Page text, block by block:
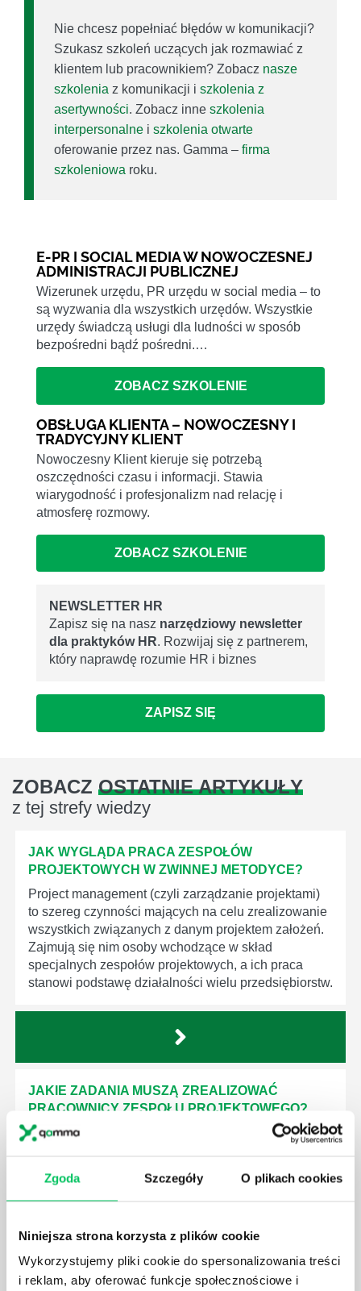
Zgoda Szczegóły O plikach cookies
Niniejsza strona korzysta z plików cookie
Wykorzystujemy pliki cookie do spersonalizowania treści
i reklam, aby oferować funkcje społecznościowe i
Nie chcesz popełniać błędów w komunikacji?
Szukasz szkoleń uczących jak rozmawiać z
klientem lub pracownikiem? Zobacz nasze
szkolenia z komunikacji i szkolenia z
asertywności. Zobacz inne szkolenia
interpersonalne i szkolenia otwarte
oferowanie przez nas. Gamma – firma
szkoleniowa roku.
E-PR I SOCIAL MEDIA W NOWOCZESNEJ
ADMINISTRACJI PUBLICZNEJ
Wizerunek urzędu, PR urzędu w social media – to
są wyzwania dla wszystkich urzędów. Wszystkie
urzędy świadczą usługi dla ludności w sposób
bezpośredni bądź pośredni.…
ZOBACZ SZKOLENIE
OBSŁUGA KLIENTA – NOWOCZESNY I
TRADYCYJNY KLIENT
Nowoczesny Klient kieruje się potrzebą
oszczędności czasu i informacji. Stawia
wiarygodność i profesjonalizm nad relację i
atmosferę rozmowy.
ZOBACZ SZKOLENIE
NEWSLETTER HR
Zapisz się na nasz narzędziowy newsletter
dla praktyków HR. Rozwijaj się z partnerem,
który naprawdę rozumie HR i biznes
ZAPISZ SIĘ
ZOBACZ OSTATNIE ARTYKUŁY
z tej strefy wiedzy
JAK WYGLĄDA PRACA ZESPOŁÓW
PROJEKTOWYCH W ZWINNEJ METODYCE?
Project management (czyli zarządzanie projektami)
to szereg czynności mających na celu zrealizowanie
wszystkich związanych z danym projektem założeń.
Zajmują się nim osoby wchodzące w skład
specjalnych zespołów projektowych, a ich praca
stanowi podstawę działalności wielu przedsiębiorstw.
JAKIE ZADANIA MUSZĄ ZREALIZOWAĆ
PRACOWNICY ZESPOŁU PROJEKTOWEGO?
AGILE to coraz popularniejsze w każdej większej (i
zatrudniona w takim miejscu choć raz się z nim
spotkała.